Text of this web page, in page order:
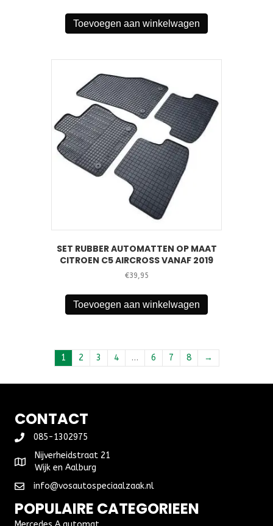
Toevoegen aan winkelwagen
SET RUBBER AUTOMATTEN OP MAAT
CITROEN C5 AIRCROSS VANAF 2019
€39,95
Toevoegen aan winkelwagen
1 2 3 4 … 6 7 8 →
CONTACT
085-1302975
Nijverheidstraat 21
Wijk en Aalburg
info@vosautospeciaalzaak.nl
POPULAIRE CATEGORIEEN